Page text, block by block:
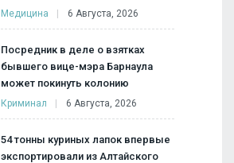
Медицина 6 Августа, 2026
Посредник в деле о взятках
бывшего вице-мэра Барнаула
может покинуть колонию
Криминал 6 Августа, 2026
54 тонны куриных лапок впервые
экспортировали из Алтайского